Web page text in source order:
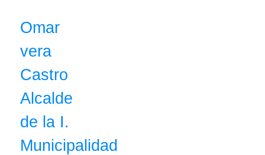
Omar
vera
Castro
Alcalde
de la I.
Municipalidad